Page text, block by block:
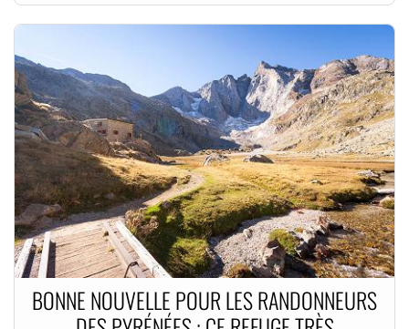
BONNE NOUVELLE POUR LES RANDONNEURS